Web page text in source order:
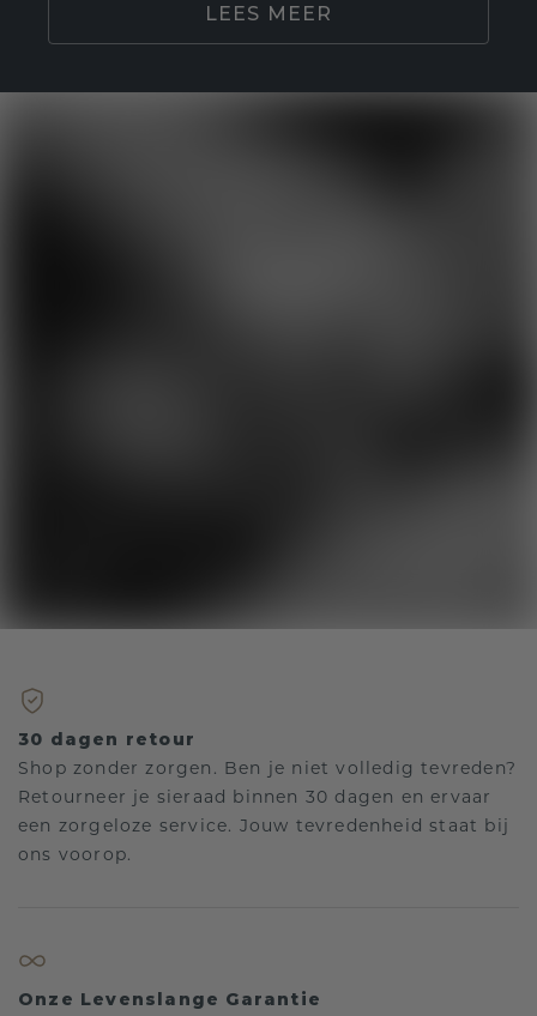
LEES MEER
30 dagen retour
Shop zonder zorgen. Ben je niet volledig tevreden?
Retourneer je sieraad binnen 30 dagen en ervaar
een zorgeloze service. Jouw tevredenheid staat bij
ons voorop.
Onze Levenslange Garantie